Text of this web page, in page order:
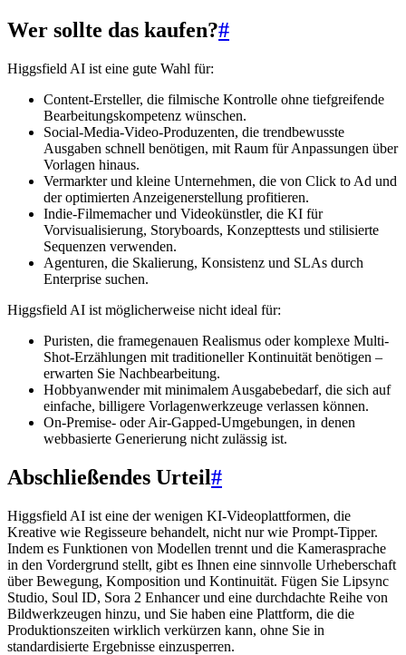
Wer sollte das kaufen?#
Higgsfield AI ist eine gute Wahl für:
Content-Ersteller, die filmische Kontrolle ohne tiefgreifende
Bearbeitungskompetenz wünschen.
Social-Media-Video-Produzenten, die trendbewusste
Ausgaben schnell benötigen, mit Raum für Anpassungen über
Vorlagen hinaus.
Vermarkter und kleine Unternehmen, die von Click to Ad und
der optimierten Anzeigenerstellung profitieren.
Indie-Filmemacher und Videokünstler, die KI für
Vorvisualisierung, Storyboards, Konzepttests und stilisierte
Sequenzen verwenden.
Agenturen, die Skalierung, Konsistenz und SLAs durch
Enterprise suchen.
Higgsfield AI ist möglicherweise nicht ideal für:
Puristen, die framegenauen Realismus oder komplexe Multi-
Shot-Erzählungen mit traditioneller Kontinuität benötigen –
erwarten Sie Nachbearbeitung.
Hobbyanwender mit minimalem Ausgabebedarf, die sich auf
einfache, billigere Vorlagenwerkzeuge verlassen können.
On-Premise- oder Air-Gapped-Umgebungen, in denen
webbasierte Generierung nicht zulässig ist.
Abschließendes Urteil#
Higgsfield AI ist eine der wenigen KI-Videoplattformen, die
Kreative wie Regisseure behandelt, nicht nur wie Prompt-Tipper.
Indem es Funktionen von Modellen trennt und die Kamerasprache
in den Vordergrund stellt, gibt es Ihnen eine sinnvolle Urheberschaft
über Bewegung, Komposition und Kontinuität. Fügen Sie Lipsync
Studio, Soul ID, Sora 2 Enhancer und eine durchdachte Reihe von
Bildwerkzeugen hinzu, und Sie haben eine Plattform, die die
Produktionszeiten wirklich verkürzen kann, ohne Sie in
standardisierte Ergebnisse einzusperren.